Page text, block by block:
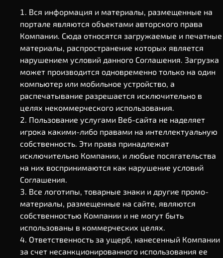
Вся информация и материалы, размещенные на
портале являются объектами авторского права
Компании. Сюда относятся загружаемые и печатные
материалы, распространение которых является
нарушением условий данного Соглашения. Загрузка
может производится одновременно только на один
компьютер или мобильное устройство, а
распечатывание разрешается исключительно в
целях некоммерческого использования.
Пользование услугами Веб-сайта не наделяет
игрока какими-либо правами на интеллектуальную
собственность. Эти права принадлежат
исключительно Компании, и любые посягательства
на них воспринимаются как нарушение условий
Соглашения.
Все логотипы, товарные знаки и другие промо-
материалы, размещенные на сайте, являются
собственностью Компании и не могут быть
использованы в коммерческих целях.
Ответственность за ущерб, нанесенный Компании
за счет несанкционированного использования ее